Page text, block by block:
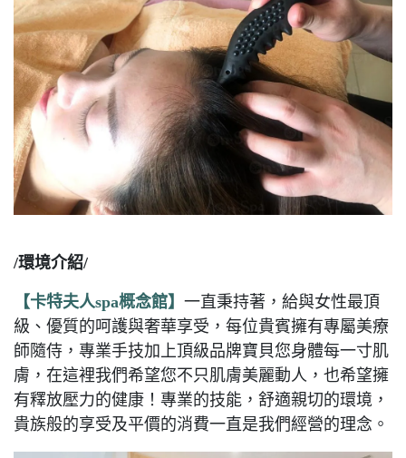
/環境介紹/
【卡特夫人spa概念館】 一直秉持著，給與女性最頂
級、優質的呵護與奢華享受，每位貴賓擁有專屬美療
師隨侍，專業手技加上頂級品牌寶貝您身體每一寸肌
膚，在這裡我們希望您不只肌膚美麗動人，也希望擁
有釋放壓力的健康！專業的技能，舒適親切的環境，
貴族般的享受及平價的消費一直是我們經營的理念。